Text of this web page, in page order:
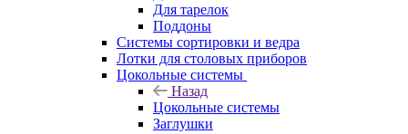
Для тарелок
Поддоны
Системы сортировки и ведра
Лотки для столовых приборов
Цокольные системы
Назад
Цокольные системы
Заглушки